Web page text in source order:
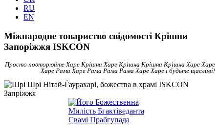
RU
EN
Міжнародне товариство свідомості Крішни
Запоріжжя ISKCON
Просто повторюйте Харе Крішна Харе Крішна Крішна Крішна Харе Харе
Харе Рама Харе Рама Рама Рама Харе Харе і будьте щасливі!